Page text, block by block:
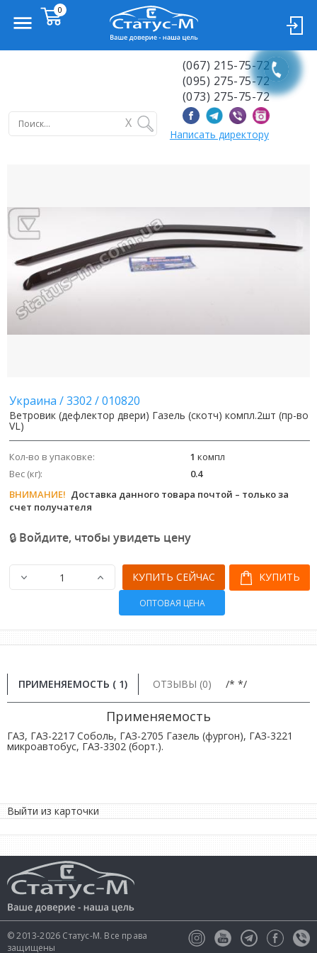
X
(067) 215-75-72
(095) 275-75-72
(073) 275-75-72
Написать директору
Украина /3302 /010820
Ветровик (дефлектор двери) Газель (скотч) компл.2шт (пр-во
VL)
Кол-во в упаковке: 1 компл
Вес (кг):
0.4
ВНИМАНИЕ! Доставка данного товара почтой – только за
счет получателя
🔒 Войдите, чтобы увидеть цену
КУПИТЬ
КУПИТЬ СЕЙЧАС
ОПТОВАЯ ЦЕНА
ПРИМЕНЯЕМОСТЬ ( 1) ОТЗЫВЫ (0) /* */
Применяемость
ГАЗ, ГАЗ-2217 Соболь, ГАЗ-2705 Газель (фургон), ГАЗ-3221
микроавтобус, ГАЗ-3302 (борт.).
Выйти из карточки
© 2013-2026 Статус-М. Все права
защищены